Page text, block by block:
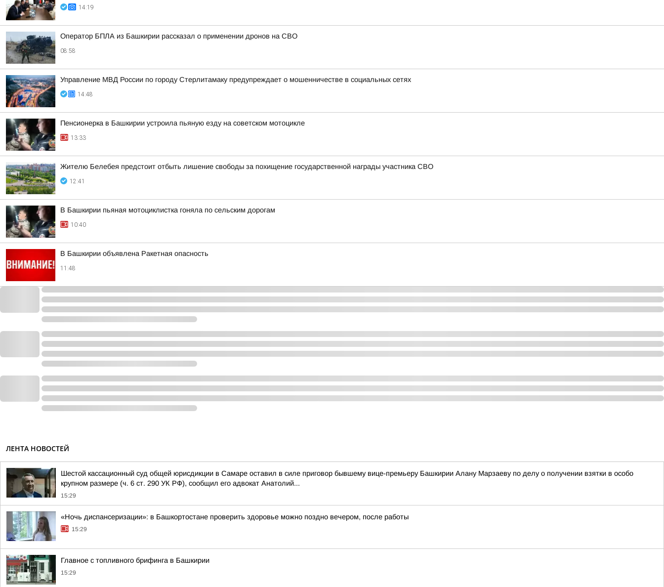
14:19
Оператор БПЛА из Башкирии рассказал о применении дронов на СВО
08:58
Управление МВД России по городу Стерлитамаку предупреждает о мошенничестве в социальных сетях
14:48
Пенсионерка в Башкирии устроила пьяную езду на советском мотоцикле
13:33
Жителю Белебея предстоит отбыть лишение свободы за похищение государственной награды участника СВО
12:41
В Башкирии пьяная мотоциклистка гоняла по сельским дорогам
10:40
В Башкирии объявлена Ракетная опасность
11:48
ЛЕНТА НОВОСТЕЙ
Шестой кассационный суд общей юрисдикции в Самаре оставил в силе приговор бывшему вице-премьеру Башкирии Алану Марзаеву по делу о получении взятки в особо
крупном размере (ч. 6 ст. 290 УК РФ), сообщил его адвокат Анатолий...
15:29
«Ночь диспансеризации»: в Башкортостане проверить здоровье можно поздно вечером, после работы
15:29
Главное с топливного брифинга в Башкирии
15:29